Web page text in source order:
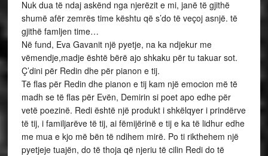
Nuk dua të ndaj askënd nga njerëzit e mi, janë të gjithë
shumë afër zemrës time kështu që s’do të veçoj asnjë. të
gjithë famljen time…
Në fund, Eva Gavanit një pyetje, na ka ndjekur me
vëmendje,madje është bërë ajo shkaku për tu takuar sot.
Ç’dini për Redin dhe për pianon e tij.
Të flas për Redin dhe pianon e tij kam një emocion më të
madh se të flas për Evën, Demirin si poet apo edhe për
vetë poezinë. Redi është një produkt i shkëlqyer i prindërve
të tij, i familjarëve të tij, ai fëmijërinë e tij e ka të lidhur edhe
me mua e kjo më bën të ndihem mirë. Po ti rikthehem një
pyetjeje tuajën, do të thoja që njeriu të cilin Redi do të